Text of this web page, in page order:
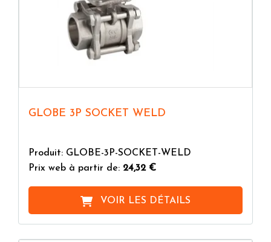
GLOBE 3P SOCKET WELD
Produit: GLOBE-3P-SOCKET-WELD
Prix web à partir de: 24,32 €
VOIR LES DÉTAILS